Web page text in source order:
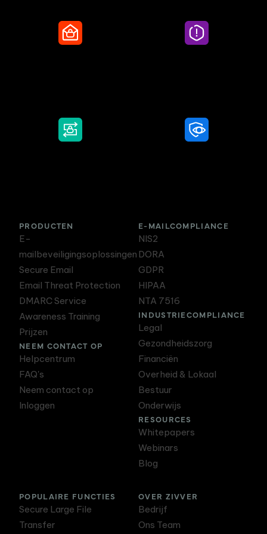
PRODUCTEN
E-
mailbeveiligingsoplossingen
Secure Email
Email Threat Protection
DMARC Service
Awareness Training
Prijzen
NEEM CONTACT OP
Helpcentrum
FAQ's
Neem contact op
Inloggen
E-MAILCOMPLIANCE
NIS2
DORA
GDPR
HIPAA
NTA 7516
INDUSTRIECOMPLIANCE
Legal
Gezondheidszorg
Financiën
Overheid & Lokaal
Bestuur
Onderwijs
RESOURCES
Whitepapers
Webinars
Blog
POPULAIRE FUNCTIES
Secure Large File
Transfer
OVER ZIVVER
Bedrijf
Ons Team